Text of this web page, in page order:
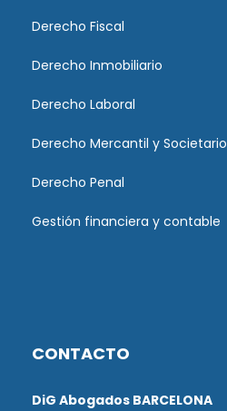
Derecho Fiscal
Derecho Inmobiliario
Derecho Laboral
Derecho Mercantil y Societario
Derecho Penal
Gestión financiera y contable
CONTACTO
DiG Abogados BARCELONA